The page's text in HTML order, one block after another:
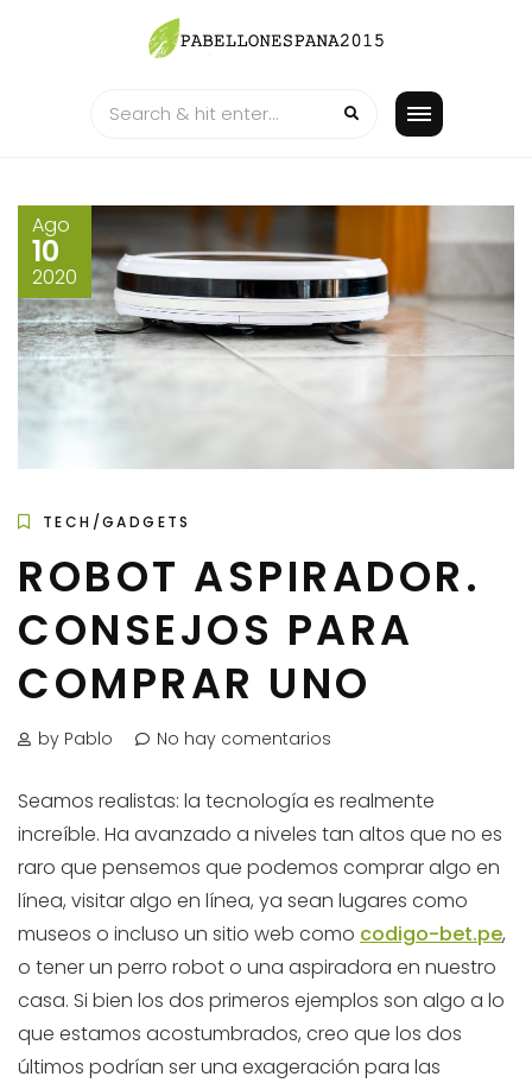
Ago
10
2020
TECH/GADGETS
ROBOT ASPIRADOR.
CONSEJOS PARA
COMPRAR UNO
by Pablo No hay comentarios
Seamos realistas: la tecnología es realmente
increíble. Ha avanzado a niveles tan altos que no es
raro que pensemos que podemos comprar algo en
línea, visitar algo en línea, ya sean lugares como
museos o incluso un sitio web como codigo-bet.pe,
o tener un perro robot o una aspiradora en nuestro
casa. Si bien los dos primeros ejemplos son algo a lo
que estamos acostumbrados, creo que los dos
últimos podrían ser una exageración para las